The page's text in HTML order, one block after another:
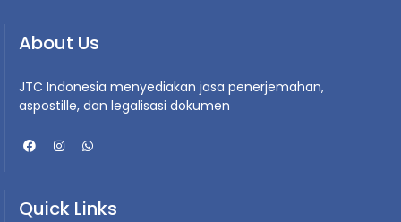
About Us
JTC Indonesia menyediakan jasa penerjemahan,
aspostille, dan legalisasi dokumen
Quick Links